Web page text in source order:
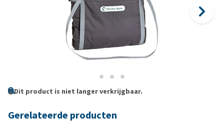
Dit product is niet langer verkrijgbaar.
Gerelateerde producten